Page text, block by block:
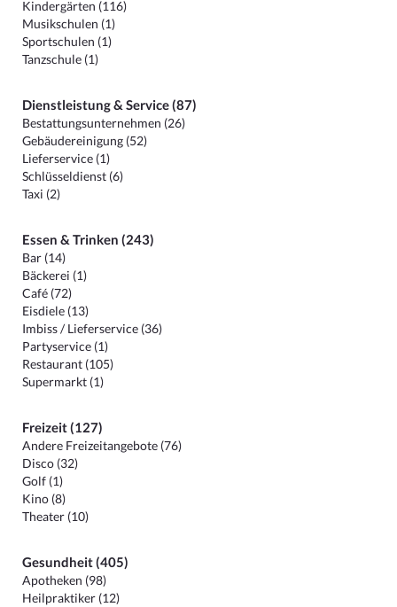
Kindergärten (116)
Musikschulen (1)
Sportschulen (1)
Tanzschule (1)
Dienstleistung & Service (87)
Bestattungsunternehmen (26)
Gebäudereinigung (52)
Lieferservice (1)
Schlüsseldienst (6)
Taxi (2)
Essen & Trinken (243)
Bar (14)
Bäckerei (1)
Café (72)
Eisdiele (13)
Imbiss / Lieferservice (36)
Partyservice (1)
Restaurant (105)
Supermarkt (1)
Freizeit (127)
Andere Freizeitangebote (76)
Disco (32)
Golf (1)
Kino (8)
Theater (10)
Gesundheit (405)
Apotheken (98)
Heilpraktiker (12)